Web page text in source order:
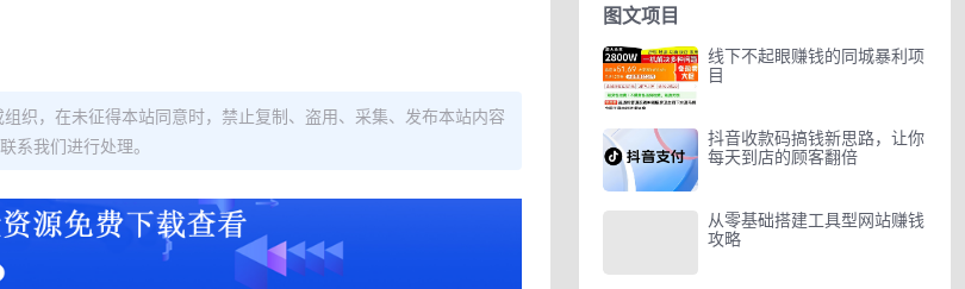
织，在未征得本站同意时，禁止复制、盗用、采集、发布本站内容
系我们进行处理。
图文项目
线下不起眼赚钱的同城暴利项
目
抖音收款码搞钱新思路，让你
每天到店的顾客翻倍
从零基础搭建工具型网站赚钱
攻略